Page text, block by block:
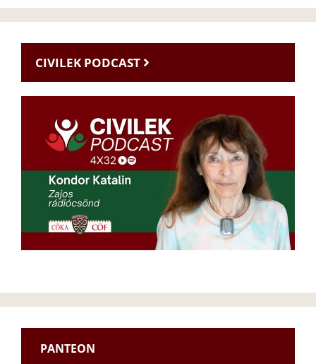
CIVILEK PODCAST
PANTEON